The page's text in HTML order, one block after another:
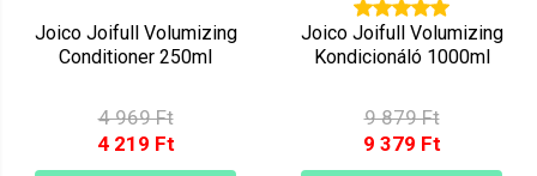
Joico Joifull Volumizing
Conditioner 250ml
4 969 Ft
4 219 Ft
Joico Joifull Volumizing
Kondicionáló 1000ml
9 879 Ft
9 379 Ft